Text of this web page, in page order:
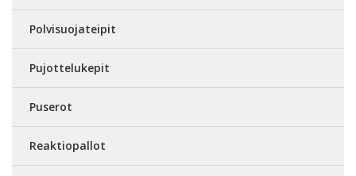
Polvisuojateipit
Pujottelukepit
Puserot
Reaktiopallot